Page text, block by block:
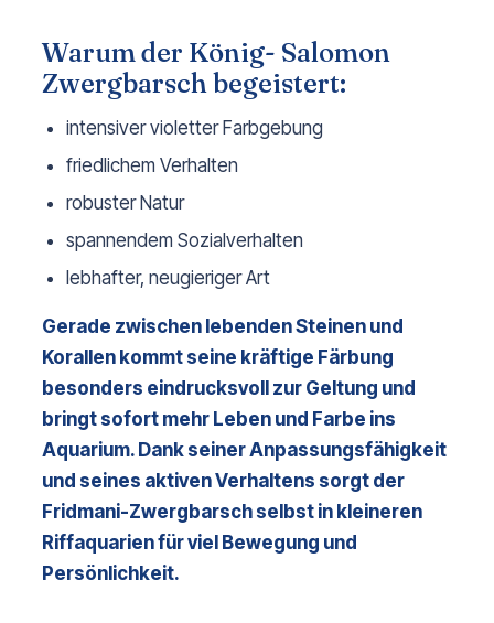
Warum der König- Salomon
Zwergbarsch begeistert:
intensiver violetter Farbgebung
friedlichem Verhalten
robuster Natur
spannendem Sozialverhalten
lebhafter, neugieriger Art
Gerade zwischen lebenden Steinen und
Korallen kommt seine kräftige Färbung
besonders eindrucksvoll zur Geltung und
bringt sofort mehr Leben und Farbe ins
Aquarium. Dank seiner Anpassungsfähigkeit
und seines aktiven Verhaltens sorgt der
Fridmani-Zwergbarsch selbst in kleineren
Riffaquarien für viel Bewegung und
Persönlichkeit.